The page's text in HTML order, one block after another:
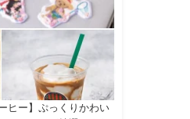
ヒー】ぷっくりかわい